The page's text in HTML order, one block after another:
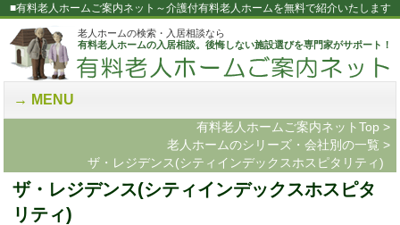
■有料老人ホームご案内ネット～介護付有料老人ホームを無料で紹介いたします
老人ホームの検索・入居相談なら
有料老人ホームの入居相談。後悔しない施設選びを専門家がサポート！
MENU
有料老人ホームご案内ネットTop >
老人ホームのシリーズ・会社別の一覧 >
ザ・レジデンス(シティインデックスホスピタリティ)
ザ・レジデンス(シティインデックスホスピタ
リティ)